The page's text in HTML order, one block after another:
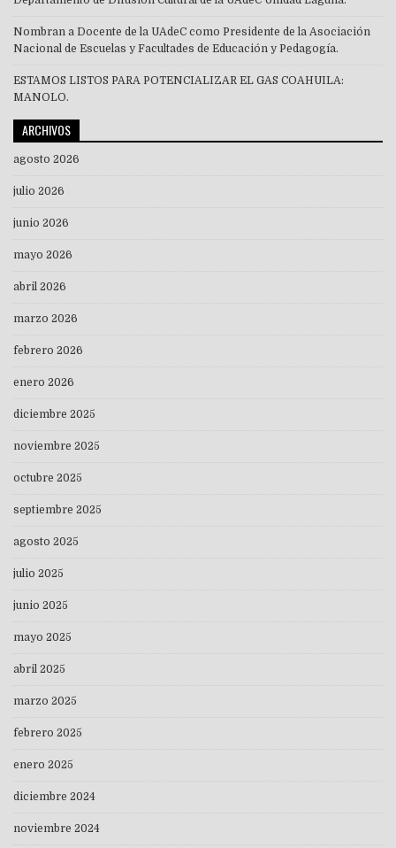
Nombran a Docente de la UAdeC como Presidente de la Asociación
Nacional de Escuelas y Facultades de Educación y Pedagogía.
ESTAMOS LISTOS PARA POTENCIALIZAR EL GAS COAHUILA:
MANOLO.
ARCHIVOS
agosto 2026
julio 2026
junio 2026
mayo 2026
abril 2026
marzo 2026
febrero 2026
enero 2026
diciembre 2025
noviembre 2025
octubre 2025
septiembre 2025
agosto 2025
julio 2025
junio 2025
mayo 2025
abril 2025
marzo 2025
febrero 2025
enero 2025
diciembre 2024
noviembre 2024